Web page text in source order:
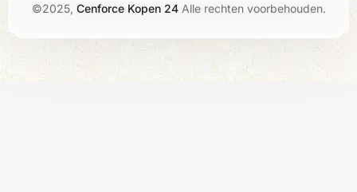
©2025, Cenforce Kopen 24 Alle rechten voorbehouden.